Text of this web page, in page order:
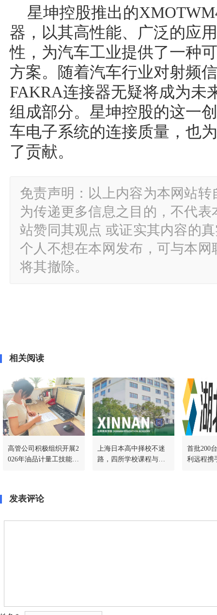
星坤控股推出的
器，以其高性能、广泛的应
性，为汽车工业提供了一种
方案。随着汽车行业对射频
FAKRA连接器无疑将成为未
组成部分。星坤控股的这一
车电子系统的连接质量，也
了贡献。
免责声明：以上内容为本网站
为传递更多信息之目的，不代
站赞同其观点 或证实其内容的
个人不想在本网发布，可与本
将其撤除。
相关阅读
高管公司积极组织开展2
026年油品计量工技能竞
上海日本高中择校不迷
路，四所学校课程与升
首批200
利远程携
发表评论